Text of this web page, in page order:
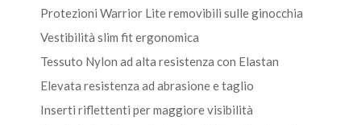
Protezioni Warrior Lite removibili sulle ginocchia
Vestibilità slim fit ergonomica
Tessuto Nylon ad alta resistenza con Elastan
Elevata resistenza ad abrasione e taglio
Inserti riflettenti per maggiore visibilità